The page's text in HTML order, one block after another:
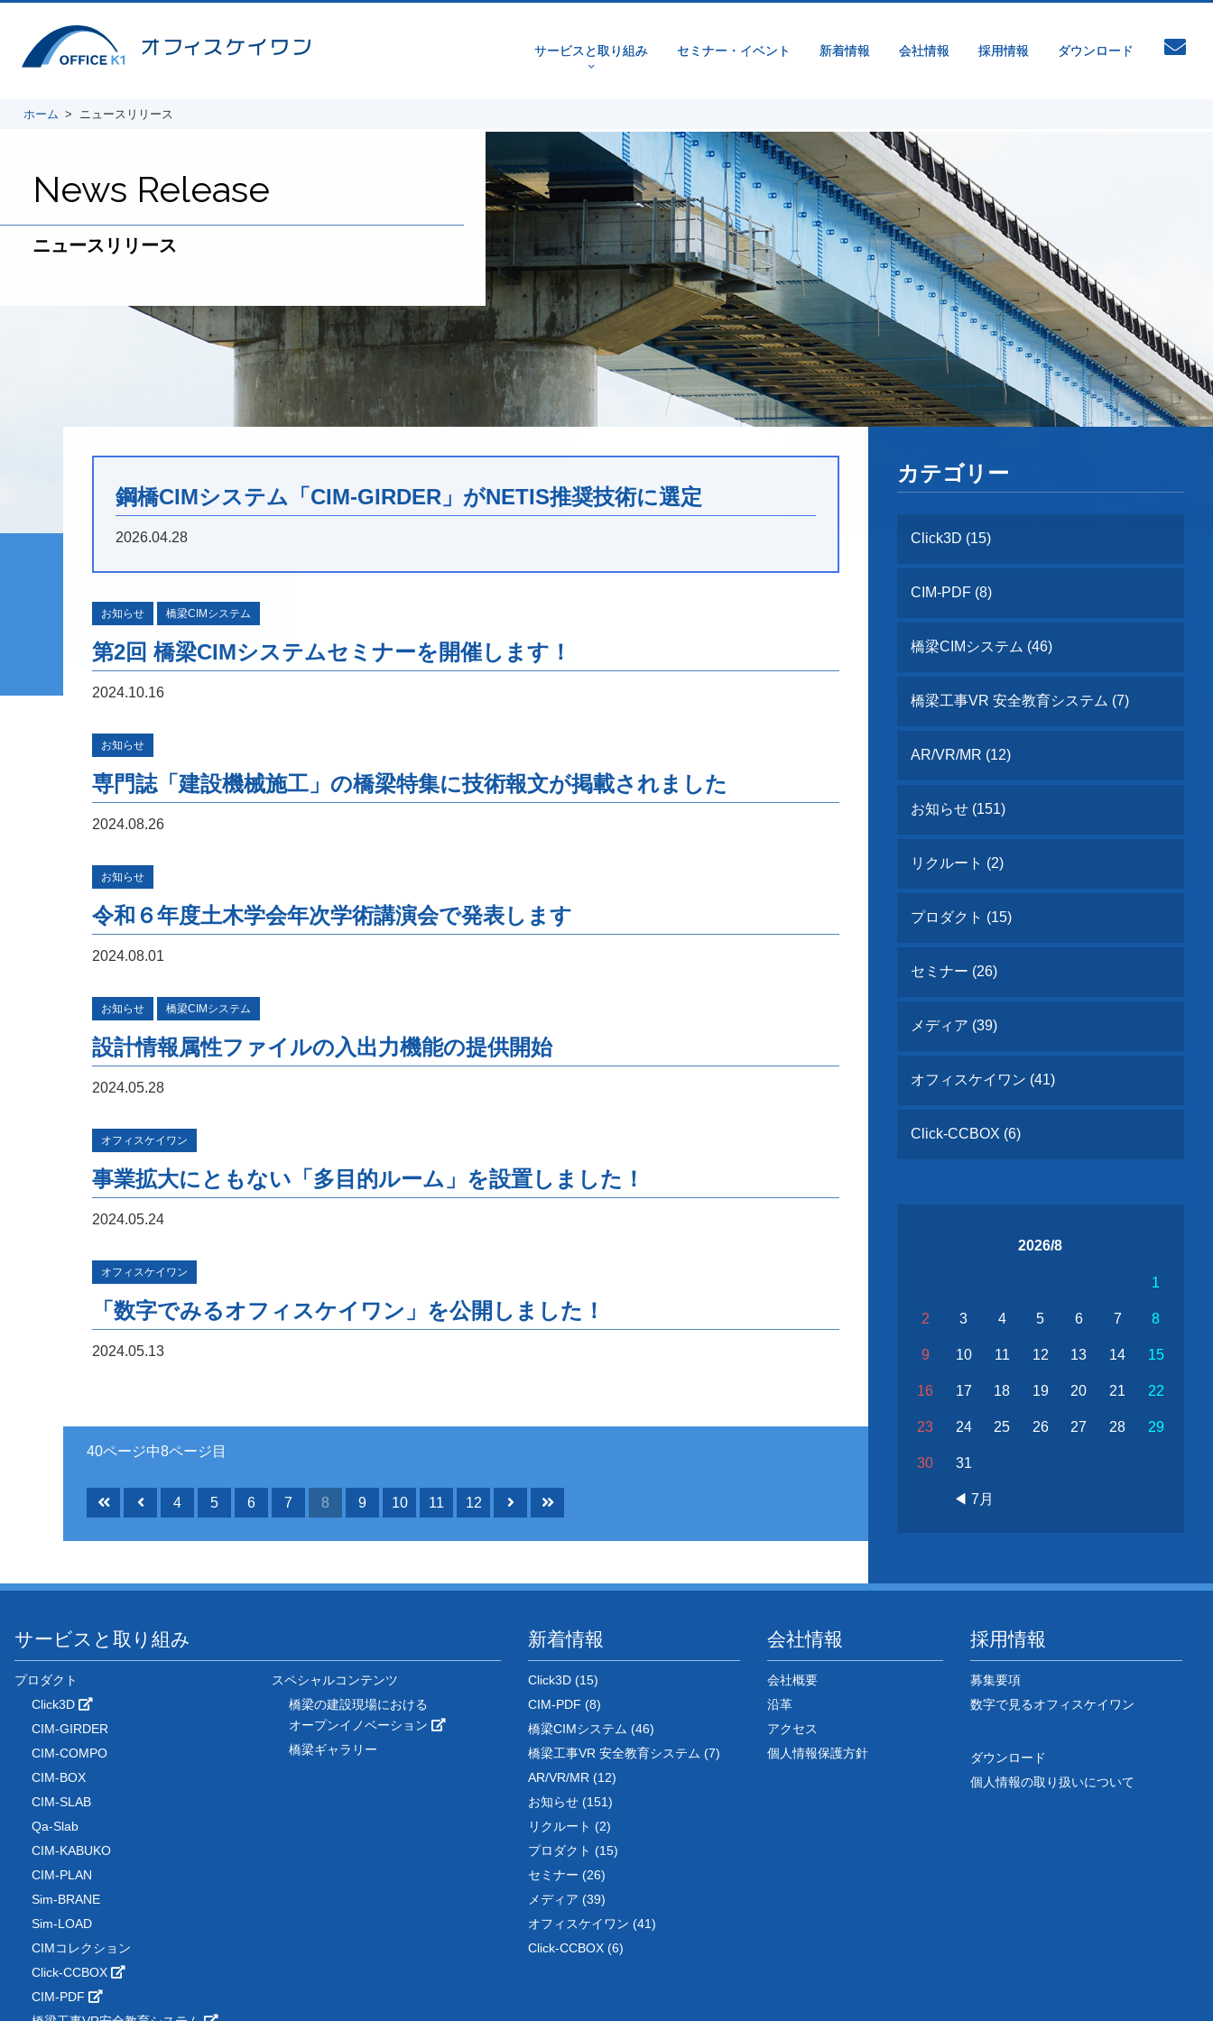
サービスと取り組み
v
セミナー・イベント 新着情報 会社情報 採用情報 ダウンロード
ホーム ニュースリリース
News Release
ニュースリリース
鋼橋CIMシステム「CIM-GIRDER」がNETIS推奨技術に選定
2026.04.28
お知らせ 橋梁CIMシステム
第2回 橋梁CIMシステムセミナーを開催します！
2024.10.16
お知らせ
専門誌「建設機械施工」の橋梁特集に技術報文が掲載されました
2024.08.26
お知らせ
令和６年度土木学会年次学術講演会で発表します
2024.08.01
お知らせ 橋梁CIMシステム
設計情報属性ファイルの入出力機能の提供開始
2024.05.28
オフィスケイワン
事業拡大にともない「多目的ルーム」を設置しました！
2024.05.24
オフィスケイワン
「数字でみるオフィスケイワン」を公開しました！
2024.05.13
40ページ中8ページ目
4 5 6 7 8 9 10 11 12
カテゴリー
Click3D (15)
CIM-PDF (8)
橋梁CIMシステム (46)
橋梁工事VR 安全教育システム (7)
AR/VR/MR (12)
お知らせ (151)
リクルート (2)
プロダクト (15)
セミナー (26)
メディア (39)
オフィスケイワン (41)
Click-CCBOX (6)
2026/8
1
2 3 4 5 6 7 8
9 10 11 12 13 14 15
16 17 18 19 20 21 22
23 24 25 26 27 28 29
30 31
◀ 7月
サービスと取り組み
プロダクト
Click3D
CIM-GIRDER
CIM-COMPO
CIM-BOX
CIM-SLAB
Qa-Slab
CIM-KABUKO
CIM-PLAN
Sim-BRANE
Sim-LOAD
CIMコレクション
Click-CCBOX
CIM-PDF
スペシャルコンテンツ
橋梁の建設現場における
オープンイノベーション
橋梁ギャラリー
新着情報
Click3D (15)
CIM-PDF (8)
橋梁CIMシステム (46)
橋梁工事VR 安全教育システム (7)
AR/VR/MR (12)
お知らせ (151)
リクルート (2)
プロダクト (15)
セミナー (26)
メディア (39)
オフィスケイワン (41)
Click-CCBOX (6)
会社情報
会社概要
沿革
アクセス
個人情報保護方針
採用情報
募集要項
数字で見るオフィスケイワン
ダウンロード
個人情報の取り扱いについて